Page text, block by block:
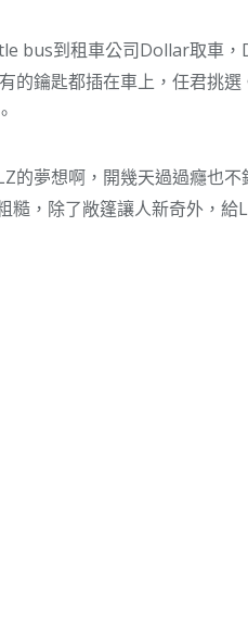
bus到租車公司Dollar取車
的鑰匙都插在車上，任君挑
的夢想啊，開幾天過過癮也
糙，除了敞篷讓人新奇外，給